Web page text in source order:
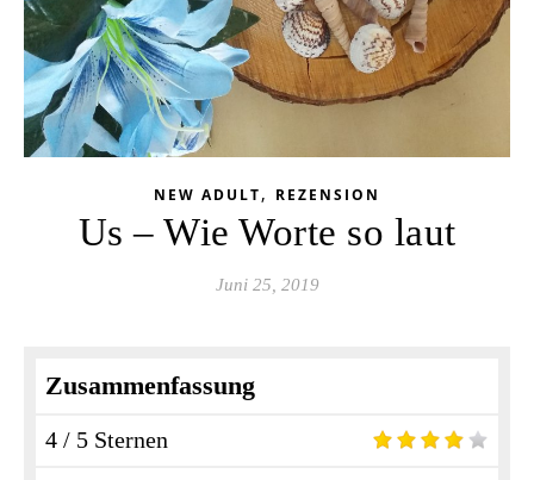
NEW ADULT, REZENSION
Us – Wie Worte so laut
Juni 25, 2019
Zusammenfassung
4 / 5 Sternen